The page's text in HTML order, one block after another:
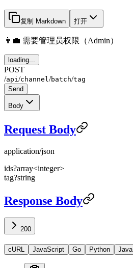
复制 Markdown 打开
👨‍💼 需要管理员权限（Admin）
loading...
POST
/api /channel /batch/tag
Send
Body
Request Body
application/json
ids?array<integer>
tag?string
Response Body
200
cURL JavaScript Go Python Java